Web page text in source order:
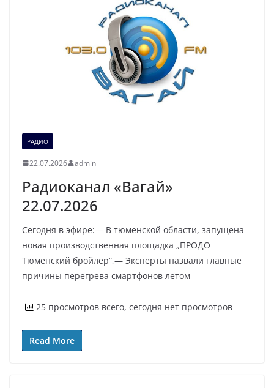
РАДИО
22.07.2026 admin
Радиоканал «Вагай»
22.07.2026
Сегодня в эфире:— В тюменской области, запущена
новая производственная площадка „ПРОДО
Тюменский бройлер“,— Эксперты назвали главные
причины перегрева смартфонов летом
25 просмотров всего, сегодня нет просмотров
Read More